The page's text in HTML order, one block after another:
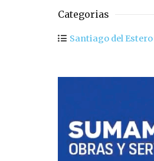
Categorias
Santiago del Estero